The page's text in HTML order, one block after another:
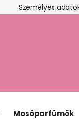
Személyes
Mosóparfümök